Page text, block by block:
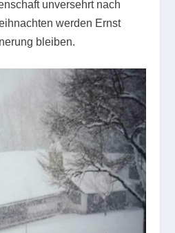
unversehrt nach
werden Ernst
bleiben.